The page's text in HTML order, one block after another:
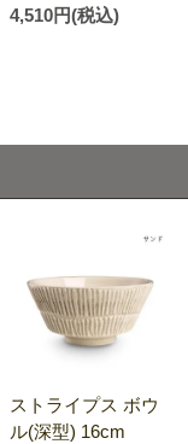
4,510円(税込)
ストライプス ボウ
ル(深型) 16cm